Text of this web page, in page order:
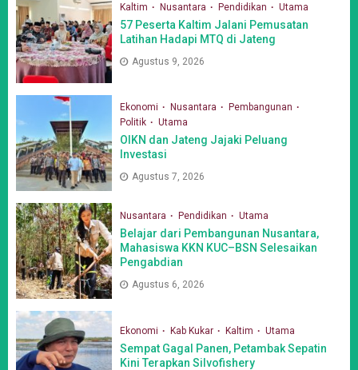
Kaltim Nusantara Pendidikan Utama
57 Peserta Kaltim Jalani Pemusatan
Latihan Hadapi MTQ di Jateng
Agustus 9, 2026
Ekonomi Nusantara
Pembangunan
Politik
Utama
OIKN dan Jateng Jajaki Peluang
Investasi
Agustus 7, 2026
Nusantara Pendidikan Utama
Belajar dari Pembangunan Nusantara,
Mahasiswa KKN KUC–BSN Selesaikan
Pengabdian
Agustus 6, 2026
Ekonomi Kab Kukar Kaltim Utama
Sempat Gagal Panen, Petambak Sepatin
Kini Terapkan Silvofishery